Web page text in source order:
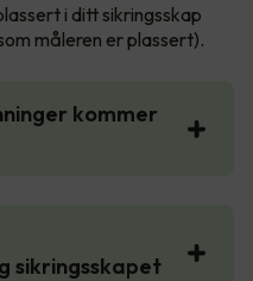
i ditt sikringsskap
måleren er plassert).
kommer
sikringsskapet